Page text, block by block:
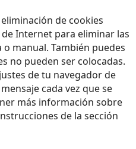
de cookies
Internet para eliminar las
manual. También puedes
no pueden ser colocadas.
de tu navegador de
cada vez que se
más información sobre
de la sección